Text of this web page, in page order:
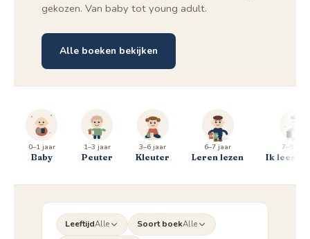
gekozen. Van baby tot young adult.
Alle boeken bekijken
0–1 jaar
Baby
1–3 jaar
Peuter
3–6 jaar
Kleuter
6–7 jaar
Leren lezen
7–9 jaar
Ik lees al
LeeftijdAlle Soort boekAlle